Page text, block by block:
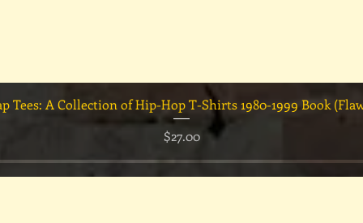
クイックビュー
Tees: A Collection of Hip-Hop T-Shirts 1980-1999 Book
価格
$27.00